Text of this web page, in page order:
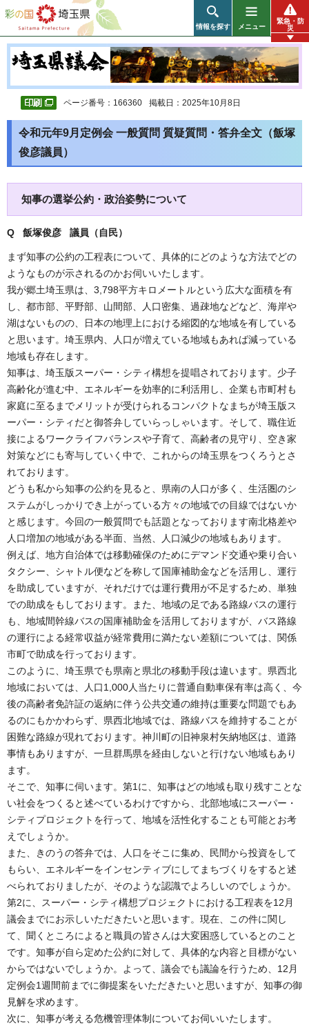
彩の国 埼玉県
情報を探す メニュー
緊急・防
災
ページ番号：166360 掲載日：2025年10月8日
令和元年9月定例会 一般質問 質疑質問・答弁全文（飯塚
俊彦議員）
知事の選挙公約・政治姿勢について
Q 飯塚俊彦 議員（自民）
まず知事の公約の工程表について、具体的にどのような方法でどの
ようなものが示されるのかお伺いいたします。
我が郷土埼玉県は、3,798平方キロメートルという広大な面積を有
し、都市部、平野部、山間部、人口密集、過疎地などなど、海岸や
湖はないものの、日本の地理上における縮図的な地域を有している
と思います。埼玉県内、人口が増えている地域もあれば減っている
地域も存在します。
知事は、埼玉版スーパー・シティ構想を提唱されております。少子
高齢化が進む中、エネルギーを効率的に利活用し、企業も市町村も
家庭に至るまでメリットが受けられるコンパクトなまちが埼玉版ス
ーパー・シティだと御答弁していらっしゃいます。そして、職住近
接によるワークライフバランスや子育て、高齢者の見守り、空き家
対策などにも寄与していく中で、これからの埼玉県をつくろうとさ
れております。
どうも私から知事の公約を見ると、県南の人口が多く、生活圏のシ
ステムがしっかりでき上がっている方々の地域での目線ではないか
と感じます。今回の一般質問でも話題となっております南北格差や
人口増加の地域がある半面、当然、人口減少の地域もあります。
例えば、地方自治体では移動確保のためにデマンド交通や乗り合い
タクシー、シャトル便などを称して国庫補助金などを活用し、運行
を助成していますが、それだけでは運行費用が不足するため、単独
での助成をもしております。また、地域の足である路線バスの運行
も、地域間幹線バスの国庫補助金を活用しておりますが、バス路線
の運行による経常収益が経常費用に満たない差額については、関係
市町で助成を行っております。
このように、埼玉県でも県南と県北の移動手段は違います。県西北
地域においては、人口1,000人当たりに普通自動車保有率は高く、今
後の高齢者免許証の返納に伴う公共交通の維持は重要な問題でもあ
るのにもかかわらず、県西北地域では、路線バスを維持することが
困難な路線が現れております。神川町の旧神泉村矢納地区は、道路
事情もありますが、一旦群馬県を経由しないと行けない地域もあり
ます。
そこで、知事に伺います。第1に、知事はどの地域も取り残すことな
い社会をつくると述べているわけですから、北部地域にスーパー・
シティプロジェクトを行って、地域を活性化することも可能とお考
えでしょうか。
また、きのうの答弁では、人口をそこに集め、民間から投資をして
もらい、エネルギーをインセンティブにしてまちづくりをすると述
べられておりましたが、そのような認識でよろしいのでしょうか。
第2に、スーパー・シティ構想プロジェクトにおける工程表を12月
議会までにお示しいただきたいと思います。現在、この件に関し
て、聞くところによると職員の皆さんは大変困惑しているとのこと
です。知事が自ら定めた公約に対して、具体的な内容と目標がない
からではないでしょうか。よって、議会でも議論を行うため、12月
定例会1週間前までに御提案をいただきたいと思いますが、知事の御
見解を求めます。
次に、知事が考える危機管理体制についてお伺いいたします。